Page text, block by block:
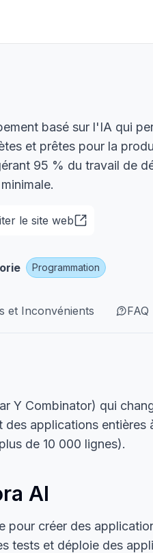
basé sur l'IA qui
et prêtes pour la
95 % du travail de
le site web
Programmation
et Inconvénients FAQ
Y Combinator) qui
applications
de 10 000 lignes).
AI
créer des
tests et déploie des